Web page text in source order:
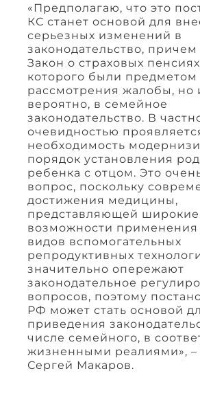
«Предполагаю, что это
КС станет основой для
серьезных изменений в
законодательство, причем
Закон о страховых
которого были предметом
рассмотрения жалобы, но
вероятно, в семейное
законодательство. В
очевидностью
необходимость
порядок установления
ребенка с отцом. Это
вопрос, поскольку
достижения медицины,
представляющей широкие
возможности применения
видов вспомогательных
репродуктивных
значительно опережают
законодательное
вопросов, поэтому
РФ может стать основой
приведения
числе семейного, в
жизненными реалиями», –
Сергей Макаров.